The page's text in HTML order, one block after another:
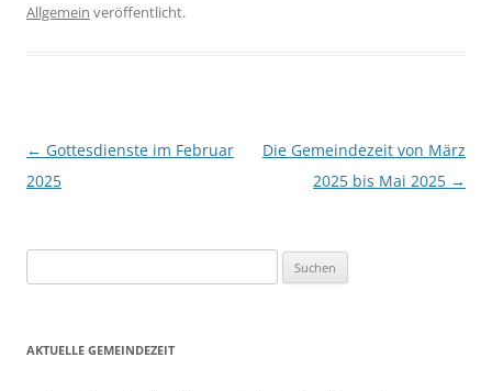
Allgemein veröffentlicht.
Beitragsnavigation
← Gottesdienste im Februar
2025
Die Gemeindezeit von März
2025 bis Mai 2025 →
nach:
AKTUELLE GEMEINDEZEIT